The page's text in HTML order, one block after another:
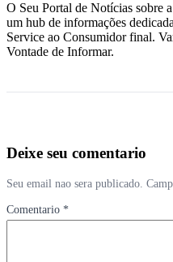
O Seu Portal de Notícias sobre
um hub de informações
Service ao Consumidor final.
Vontade de Informar.
Deixe seu comentario
Seu email nao sera publicado.
Comentario *